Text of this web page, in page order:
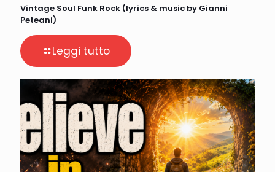
Vintage Soul Funk Rock (lyrics & music by Gianni
Peteani)
Leggi tutto